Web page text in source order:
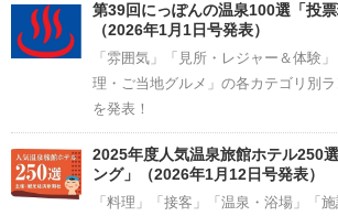
第39回にっぽんの温泉100選「投票
（2026年1月1日号発表）
「雰囲気」「見所・レジャー＆体験
理・ご当地グルメ」の各カテゴリ別
を発表！
2025年度人気温泉旅館ホテル250
ング」（2026年1月12日号発表）
「料理」「接客」「温泉・浴場」「